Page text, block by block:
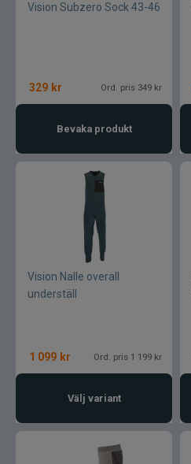
Vision Subzero Sock 43-46
329 kr Ord. pris 349 kr
Bevaka produkt
Vision Nalle overall
underställ
1 099 kr Ord. pris 1 199 kr
Välj variant